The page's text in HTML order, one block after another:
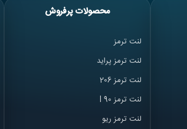
محصولات پرفروش
لنت ترمز
لنت ترمز پراید
لنت ترمز 206
لنت ترمز l 90
لنت ترمز ریو